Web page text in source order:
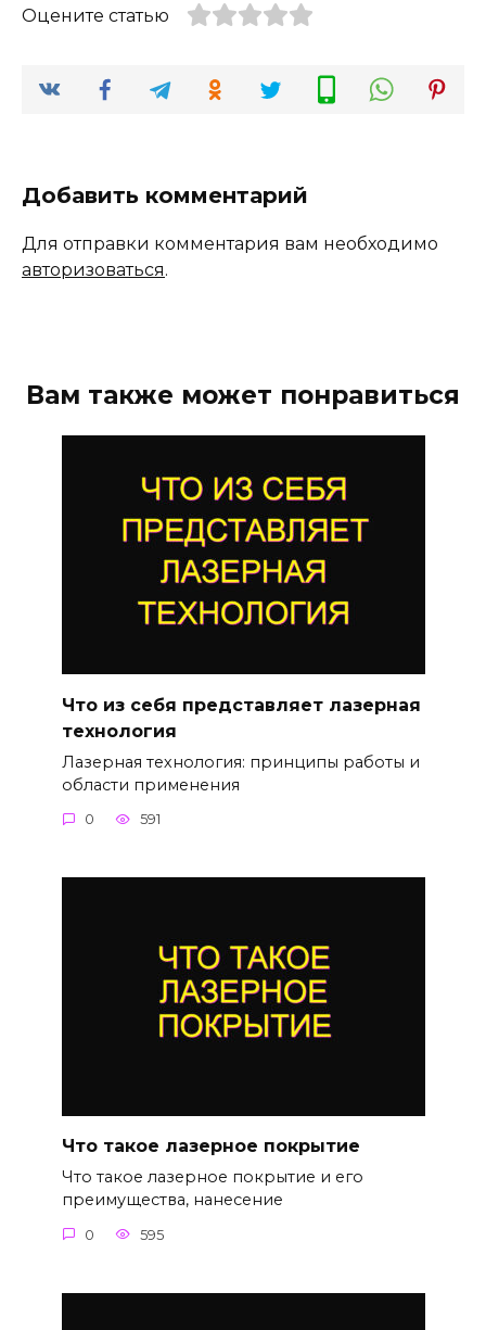
Оцените статью
Добавить комментарий
Для отправки комментария вам необходимо
авторизоваться.
Вам также может понравиться
Что из себя представляет лазерная
технология
Лазерная технология: принципы работы и
области применения
0 591
Что такое лазерное покрытие
Что такое лазерное покрытие и его
преимущества, нанесение
0 595